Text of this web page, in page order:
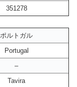
351278
ポルトガル
Portugal
–
Tavira